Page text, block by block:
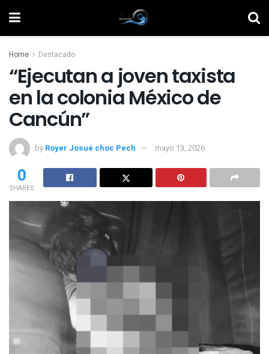
Home Destacado
“Ejecutan a joven taxista
en la colonia México de
Cancún”
by Royer Josué choc Pech mayo 13, 2026
0
SHARES